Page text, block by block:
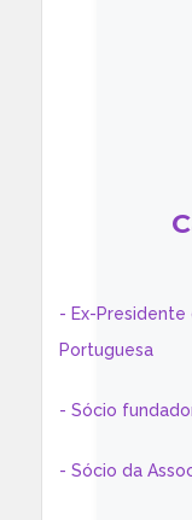
- Ex-Presidente
Portuguesa
- Sócio
- Sócio da